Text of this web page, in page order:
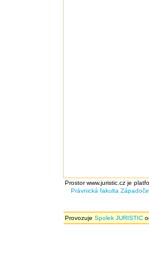
Prostor www.juristic.cz je
Právnická fakulta
Provozuje Spolek JURISTIC